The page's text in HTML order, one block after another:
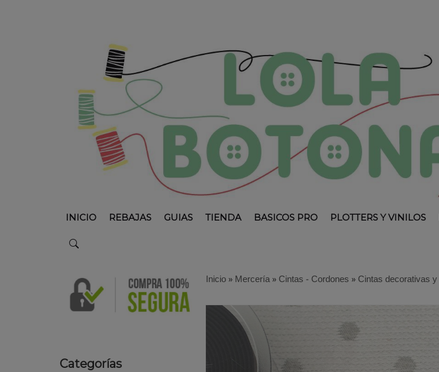
INICIO REBAJAS GUIAS TIENDA BASICOS PRO PLOTTERS Y VINILOS
Categorías
Inicio»Mercería»Cintas - Cordones »Cintas decorativas